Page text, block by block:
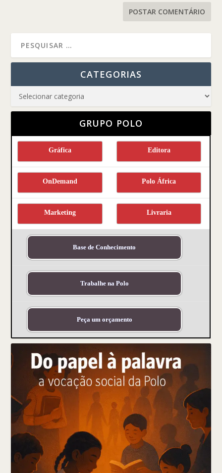
CATEGORIAS
GRUPO POLO
Gráfica Editora
OnDemand Polo África
Marketing Livraria
Base de Conhecimento
Trabalhe na Polo
Peça um orçamento